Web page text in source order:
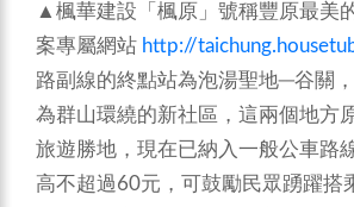
▲楓華建設「楓原」號稱豐原最美
案專屬網站 http://
路副線的終點站為泡湯聖地─谷關
為群山環繞的新社區，這兩個地方
旅遊勝地，現在已納入一般公車路
高不超過60元，可鼓勵民眾踴躍搭